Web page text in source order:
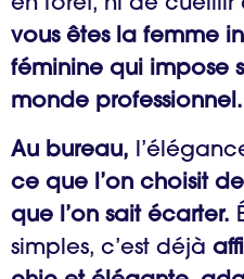
en forêt, ni de cueillir
vous êtes la femme
féminine qui impose
monde professionnel.
Au bureau,
ce que l’on choisit
que l’on sait écarter.
simples, c’est déjà